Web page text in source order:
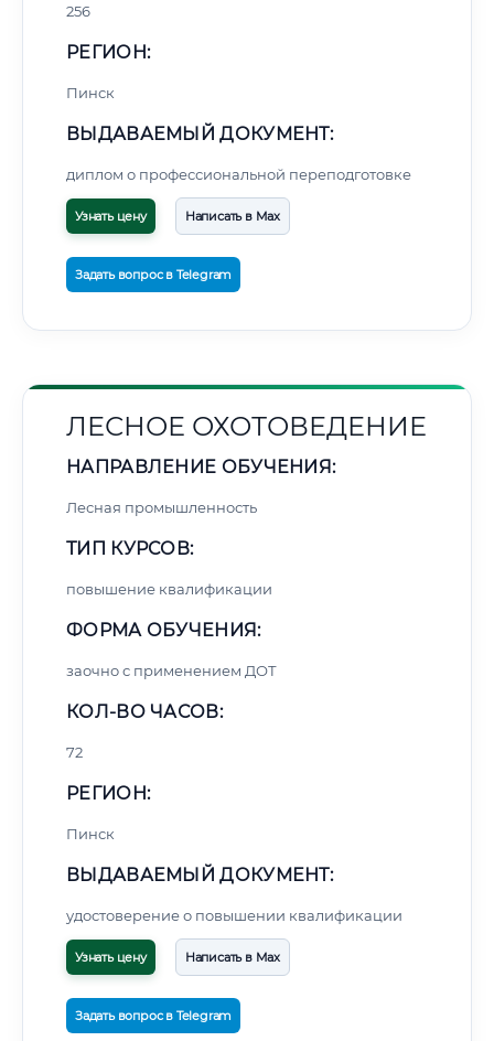
256
РЕГИОН:
Пинск
ВЫДАВАЕМЫЙ ДОКУМЕНТ:
диплом о профессиональной переподготовке
Узнать цену Написать в Max
Задать вопрос в Telegram
ЛЕСНОЕ ОХОТОВЕДЕНИЕ
НАПРАВЛЕНИЕ ОБУЧЕНИЯ:
Лесная промышленность
ТИП КУРСОВ:
повышение квалификации
ФОРМА ОБУЧЕНИЯ:
заочно с применением ДОТ
КОЛ-ВО ЧАСОВ:
72
РЕГИОН:
Пинск
ВЫДАВАЕМЫЙ ДОКУМЕНТ:
удостоверение о повышении квалификации
Узнать цену Написать в Max
Задать вопрос в Telegram